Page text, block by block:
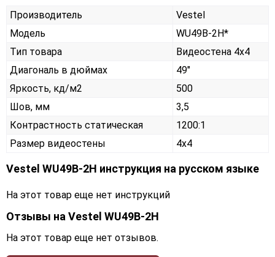
Производитель
Vestel
Модель
WU49B-2H*
Тип товара
Видеостена 4х4
Диагональ в дюймах
49"
Яркость, кд/м2
500
Шов, мм
3,5
Контрастность статическая
1200:1
Размер видеостены
4x4
Vestel WU49B-2H инструкция на русском языке
На этот товар еще нет инструкций
Отзывы наVestel WU49B-2H
На этот товар еще нет отзывов.